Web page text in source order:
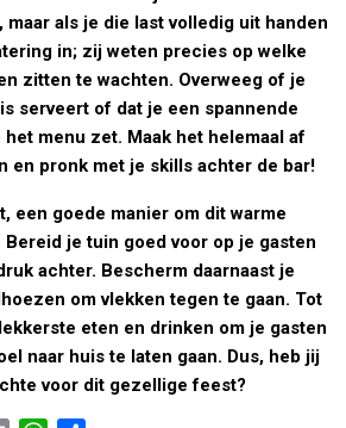
maar als je die last volledig uit handen
in; zij weten precies op welke
zitten te wachten. Overweeg of je
serveert of dat je een spannende
menu zet. Maak het helemaal af
en pronk met je skills achter de bar!
een goede manier om dit warme
je tuin goed voor op je gasten
achter. Bescherm daarnaast je
om vlekken tegen te gaan. Tot
eten en drinken om je gasten
naar huis te laten gaan. Dus, heb jij
voor dit gezellige feest?